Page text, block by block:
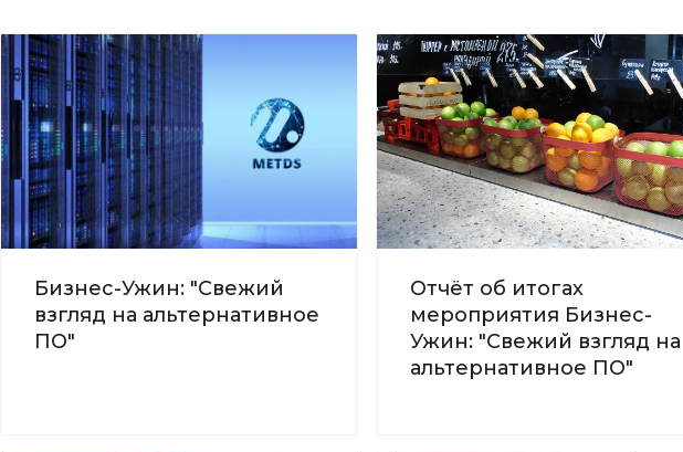
Бизнес-Ужин: "Свежий
взгляд на альтернативное
ПО"
Отчёт об итогах
мероприятия Бизнес-
Ужин: "Свежий взгляд на
альтернативное ПО"